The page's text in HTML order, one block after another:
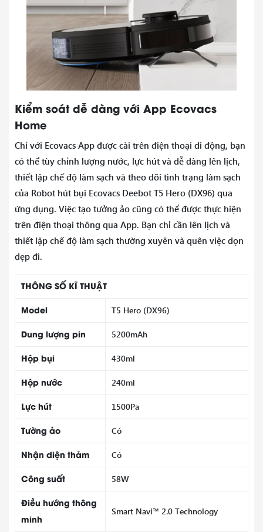
Kiểm soát dễ dàng với App Ecovacs
Home
Chỉ với Ecovacs App được cài trên điện thoại di động, bạn
có thể tùy chỉnh lượng nước, lực hút và dễ dàng lên lịch,
thiết lập chế độ làm sạch và theo dõi tình trạng làm sạch
của Robot hút bụi Ecovacs Deebot T5 Hero (DX96) qua
ứng dụng. Việc tạo tưởng ảo cũng có thể được thực hiện
trên điện thoại thông qua App. Bạn chỉ cần lên lịch và
thiết lập chế độ làm sạch thường xuyên và quên việc dọn
dẹp đi.
THÔNG SỐ KĨ THUẬT
Model
T5 Hero (DX96)
Dung lượng pin 5200mAh
Hộp bụi 430ml
Hộp nước 240ml
Lực hút 1500Pa
Tường ảo Có
Nhận diện thảm Có
Công suất 58W
Điều hướng thông
minh
Smart Navi™ 2.0 Technology